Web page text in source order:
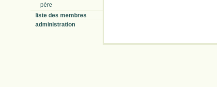
père
liste des membres
administration